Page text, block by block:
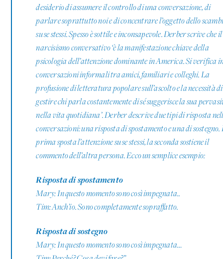
desiderio di assumere il controllo di una conversazione, di
parlare soprattutto noi e di concentrare l’oggetto dello
su se stessi. Spesso è sottile e inconsapevole. Derber scrive che il
narcisismo conversativo ‘è la manifestazione chiave della
psicologia dell’attenzione dominante in America. Si verifica
conversazioni informali tra amici, familiari e colleghi. La
profusione di letteratura popolare sull’ascolto e la necessità di
gestire chi parla costantemente di sé suggerisce la sua
nella vita quotidiana’. Derber descrive due tipi di risposta
conversazioni: una risposta di spostamento e una di sostegno.
prima sposta l’attenzione su se stessi, la seconda sostiene il
commento dell’altra persona. Ecco un semplice esempio:
Risposta di spostamento
Mary: In questo momento sono così impegnata..
Tim: Anch’io. Sono completamente sopraffatto.
Risposta di sostegno
Mary: In questo momento sono così impegnata…